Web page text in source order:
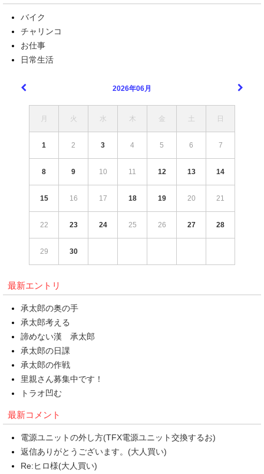
バイク
チャリンコ
お仕事
日常生活
2026年06月
月 火 水 木 金 土 日
1 2 3 4 5 6 7
8 9 10 11 12 13 14
15 16 17 18 19 20 21
22 23 24 25 26 27 28
29 30
最新エントリ
承太郎の奥の手
承太郎考える
諦めない漢 承太郎
承太郎の日課
承太郎の作戦
里親さん募集中です！
トラオ凹む
最新コメント
電源ユニットの外し方(TFX電源ユニット交換するお)
返信ありがとうございます。(大人買い)
Re:ヒロ様(大人買い)